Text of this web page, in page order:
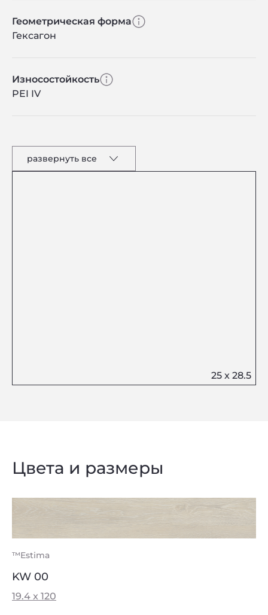
Геометрическая форма
Гексагон
Износостойкость
PEI IV
развернуть все
Цвета и размеры
™Estima
KW 00
19.4 x 120